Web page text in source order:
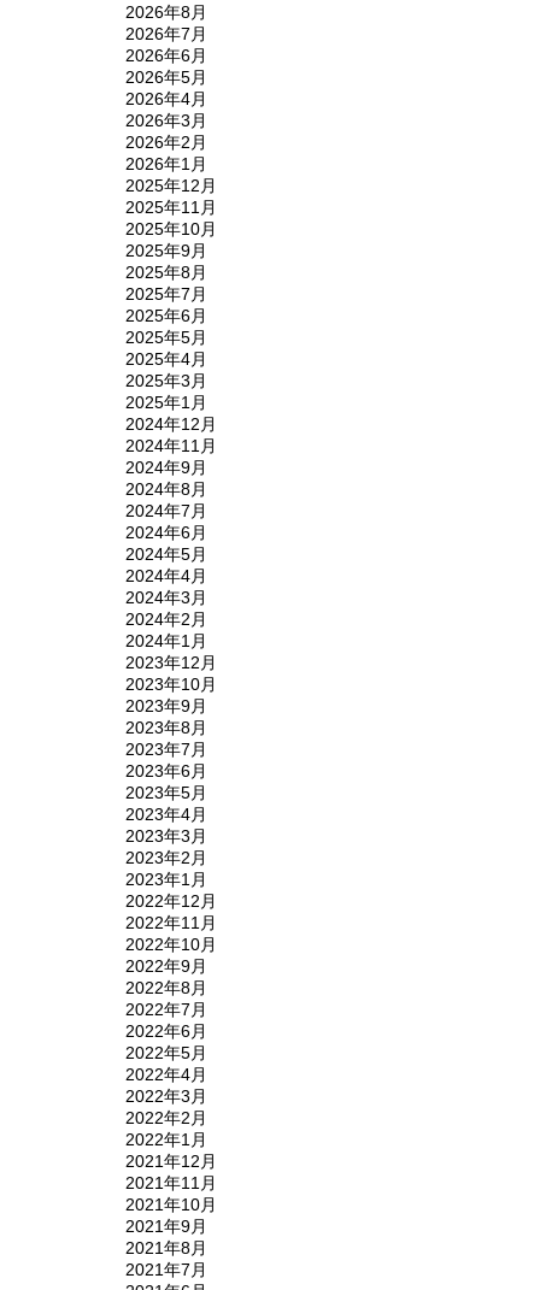
2026年8月
2026年7月
2026年6月
2026年5月
2026年4月
2026年3月
2026年2月
2026年1月
2025年12月
2025年11月
2025年10月
2025年9月
2025年8月
2025年7月
2025年6月
2025年5月
2025年4月
2025年3月
2025年1月
2024年12月
2024年11月
2024年9月
2024年8月
2024年7月
2024年6月
2024年5月
2024年4月
2024年3月
2024年2月
2024年1月
2023年12月
2023年10月
2023年9月
2023年8月
2023年7月
2023年6月
2023年5月
2023年4月
2023年3月
2023年2月
2023年1月
2022年12月
2022年11月
2022年10月
2022年9月
2022年8月
2022年7月
2022年6月
2022年5月
2022年4月
2022年3月
2022年2月
2022年1月
2021年12月
2021年11月
2021年10月
2021年9月
2021年8月
2021年7月